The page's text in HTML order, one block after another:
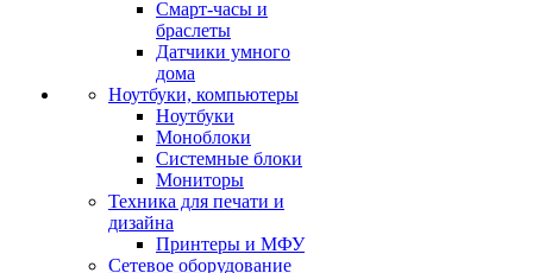
Смарт-часы и
браслеты
Датчики умного
дома
Ноутбуки, компьютеры
Ноутбуки
Моноблоки
Системные блоки
Мониторы
Техника для печати и
дизайна
Принтеры и МФУ
Сетевое оборудование